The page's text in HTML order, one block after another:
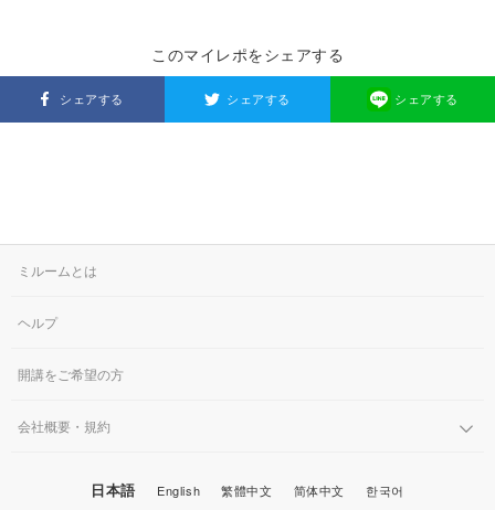
このマイレポをシェアする
シェアする シェアする シェアする
ミルームとは
ヘルプ
開講をご希望の方
会社概要・規約
日本語 English 繁體中文 简体中文 한국어